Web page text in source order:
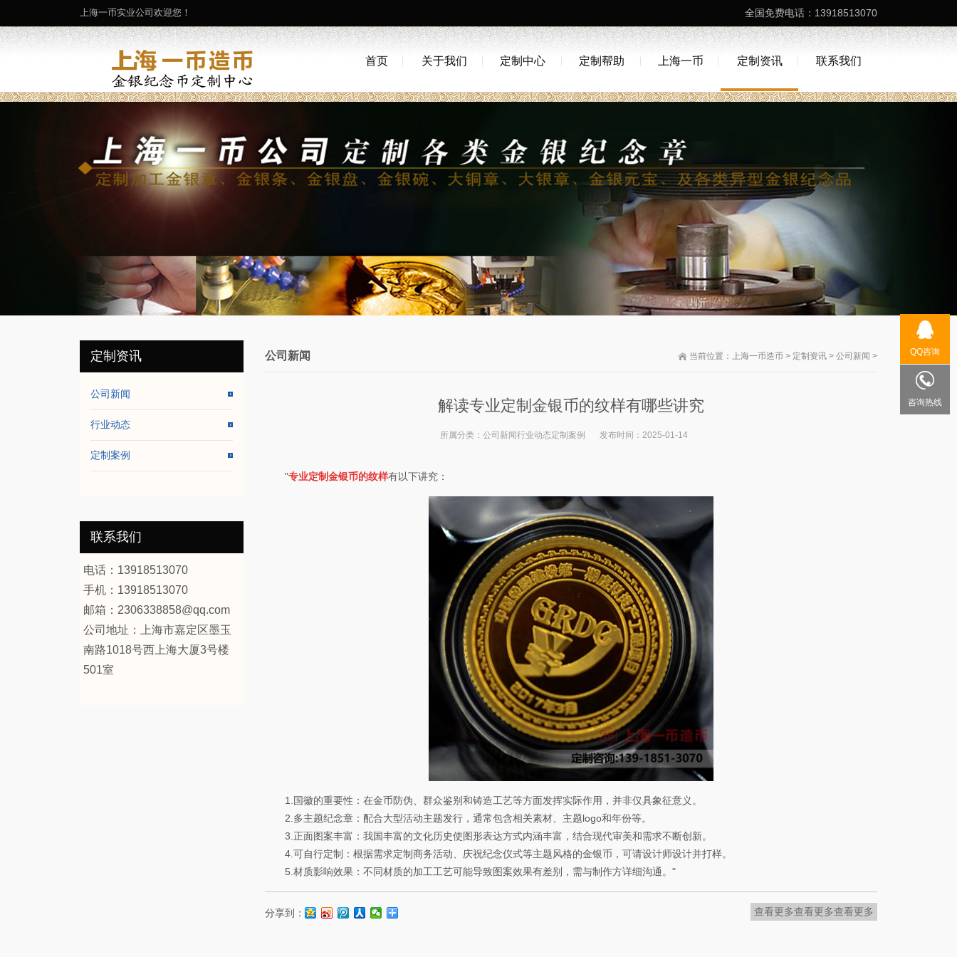
全国免费电话：13918513070
上海一币实业公司欢迎您！
首页 关于我们 定制中心 定制帮助 上海一币 定制资讯 联系我们
当前位置： 上海一币造币 > 定制资讯 > 公司新闻 >
公司新闻
解读专业定制金银币的纹样有哪些讲究
所属分类： 公司新闻行业动态定制案例 发布时间： 2025-01-14
"专业定制金银币的纹样有以下讲究：
1.国徽的重要性：在金币防伪、群众鉴别和铸造工艺等方面发挥实际作用，并非仅具象征意义。
2.多主题纪念章：配合大型活动主题发行，通常包含相关素材、主题logo和年份等。
3.正面图案丰富：我国丰富的文化历史使图形表达方式内涵丰富，结合现代审美和需求不断创新。
4.可自行定制：根据需求定制商务活动、庆祝纪念仪式等主题风格的金银币，可请设计师设计并打样。
5.材质影响效果：不同材质的加工工艺可能导致图案效果有差别，需与制作方详细沟通。"
查看更多查看更多查看更多
分享到：
定制资讯
公司新闻
行业动态
定制案例
联系我们
电话：13918513070
手机：13918513070
邮箱：2306338858@qq.com
公司地址：
上海市嘉定区墨玉
南路1018号西上海大厦3号楼
501室
QQ咨询
咨询热线